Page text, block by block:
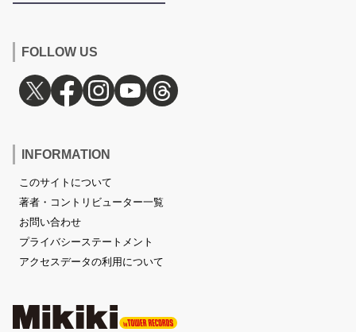
FOLLOW US
INFORMATION
このサイトについて
著者・コントリビューター一覧
お問い合わせ
プライバシーステートメント
アクセスデータの利用について